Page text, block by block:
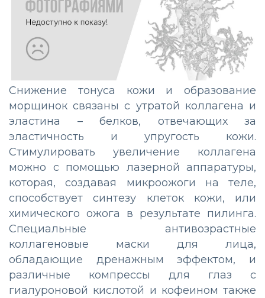
Снижение тонуса кожи и образование
морщинок связаны с утратой коллагена и
эластина – белков, отвечающих за
эластичность и упругость кожи.
Стимулировать увеличение коллагена
можно с помощью лазерной аппаратуры,
которая, создавая микроожоги на теле,
способствует синтезу клеток кожи, или
химического ожога в результате пилинга.
Специальные антивозрастные
коллагеновые маски для лица,
обладающие дренажным эффектом, и
различные компрессы для глаз с
гиалуроновой кислотой и кофеином также